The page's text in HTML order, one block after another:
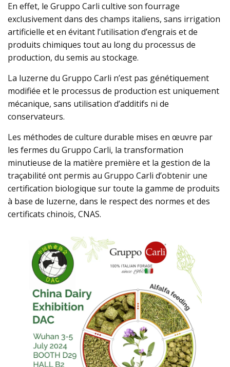
En effet, le Gruppo Carli cultive son fourrage
exclusivement dans des champs italiens, sans irrigation
artificielle et en évitant l’utilisation d’engrais et de
produits chimiques tout au long du processus de
production, du semis au stockage.
La luzerne du Gruppo Carli n’est pas génétiquement
modifiée et le processus de production est uniquement
mécanique, sans utilisation d’additifs ni de
conservateurs.
Les méthodes de culture durable mises en œuvre par
les fermes du Gruppo Carli, la transformation
minutieuse de la matière première et la gestion de la
traçabilité ont permis au Gruppo Carli d’obtenir une
certification biologique sur toute la gamme de produits
à base de luzerne, dans le respect des normes et des
certificats chinois, CNAS.